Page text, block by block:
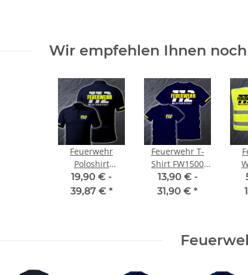
Wir empfehlen Ihnen
Feuerwehr
Poloshirt
FW1500 Druck
doppelseitig
19,90 € -
39,87 € *
Feuerwehr T-
Shirt FW1500
beidseitig
Wunschstadt +
13,90 € -
31,90 € *